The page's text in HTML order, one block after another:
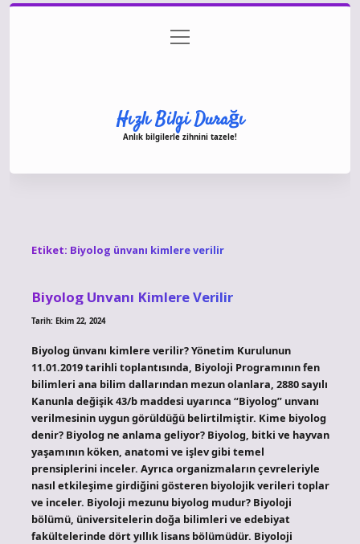
Gizlilik Politikası
menüyü
aç
Hızlı Bilgi Durağı
Anlık bilgilerle zihnini tazele!
Etiket: Biyolog ünvanı kimlere verilir
Biyolog Unvanı Kimlere Verilir
Tarih: Ekim 22, 2024
Biyolog ünvanı kimlere verilir? Yönetim Kurulunun
11.01.2019 tarihli toplantısında, Biyoloji Programının fen
bilimleri ana bilim dallarından mezun olanlara, 2880 sayılı
Kanunla değişik 43/b maddesi uyarınca “Biyolog” unvanı
verilmesinin uygun görüldüğü belirtilmiştir. Kime biyolog
denir? Biyolog ne anlama geliyor? Biyolog, bitki ve hayvan
yaşamının köken, anatomi ve işlev gibi temel
prensiplerini inceler. Ayrıca organizmaların çevreleriyle
nasıl etkileşime girdiğini gösteren biyolojik verileri toplar
ve inceler. Biyoloji mezunu biyolog mudur? Biyoloji
bölümü, üniversitelerin doğa bilimleri ve edebiyat
fakültelerinde dört yıllık lisans bölümüdür. Biyoloji